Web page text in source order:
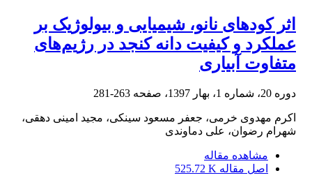
اثر کودهای نانو، شیمیایی و بیولوژیک بر
عملکرد و کیفیت دانه کنجد در رژیم‌های
متفاوت آبیاری
دوره 20، شماره 1، بهار 1397، صفحه 263-281
اکرم مهدوی خرمی، جعفر مسعود سینکی، مجید امینی دهقی،
شهرام رضوان، علی دماوندی
مشاهده مقاله
اصل مقاله 525.72 K